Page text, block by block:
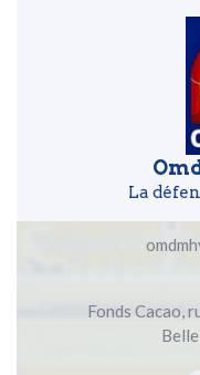
La
Fonds Cacao,